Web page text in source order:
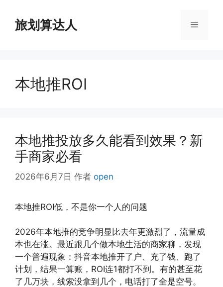
旅划算达人 菜
本地推ROI
本地推投放多久能看到效果？新
手商家必看
2026年6月7日 作者 open
本地推ROI低，不是你一个人的问题
2026年本地推的竞争明显比去年更激烈了，流量成
本也在涨。最近跟几个做本地生活的商家聊，发现
一个普遍现象：抖音本地推开了户、充了钱、跑了
计划，结果一算账，ROI连1都打不到。有的甚至花
了几万块，线索没拿到几个，电话打了全是空号。